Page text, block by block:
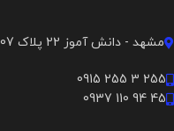
مشهد - دانش آموز 22 پلاک 407
255 3 255 0915
45 94 110 0937